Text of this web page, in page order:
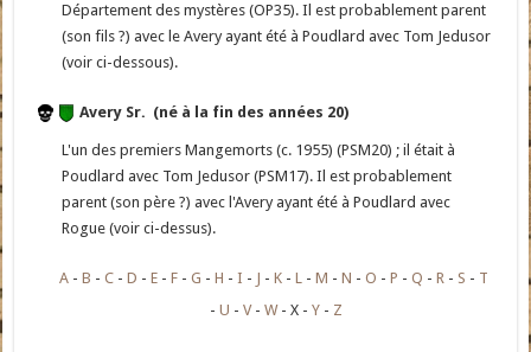
Département des mystères (OP35). Il est probablement parent
(son fils ?) avec le Avery ayant été à Poudlard avec Tom Jedusor
(voir ci-dessous).
Avery Sr. (né à la fin des années 20)
L'un des premiers Mangemorts (c. 1955) (PSM20) ; il était à
Poudlard avec Tom Jedusor (PSM17). Il est probablement
parent (son père ?) avec l'Avery ayant été à Poudlard avec
Rogue (voir ci-dessus).
A B C D E F G H I J K L M N O P Q R S
T
U
V W X Y Z